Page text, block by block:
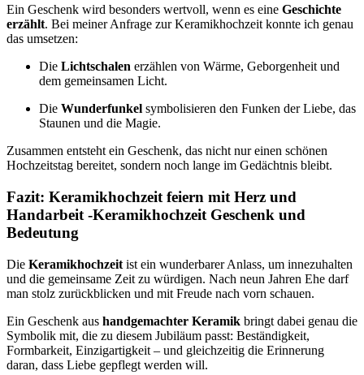
Ein Geschenk wird besonders wertvoll, wenn es eine Geschichte
erzählt. Bei meiner Anfrage zur Keramikhochzeit konnte ich genau
das umsetzen:
Die Lichtschalen erzählen von Wärme, Geborgenheit und
dem gemeinsamen Licht.
Die Wunderfunkel symbolisieren den Funken der Liebe, das
Staunen und die Magie.
Zusammen entsteht ein Geschenk, das nicht nur einen schönen
Hochzeitstag bereitet, sondern noch lange im Gedächtnis bleibt.
Fazit: Keramikhochzeit feiern mit Herz und
Handarbeit -Keramikhochzeit Geschenk und
Bedeutung
Die Keramikhochzeit ist ein wunderbarer Anlass, um innezuhalten
und die gemeinsame Zeit zu würdigen. Nach neun Jahren Ehe darf
man stolz zurückblicken und mit Freude nach vorn schauen.
Ein Geschenk aus handgemachter Keramik bringt dabei genau die
Symbolik mit, die zu diesem Jubiläum passt: Beständigkeit,
Formbarkeit, Einzigartigkeit – und gleichzeitig die Erinnerung
daran, dass Liebe gepflegt werden will.